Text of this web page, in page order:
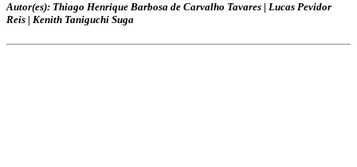
Autor(es): Thiago Henrique Barbosa de Carvalho Tavares | Lucas Pevidor
Reis | Kenith Taniguchi Suga